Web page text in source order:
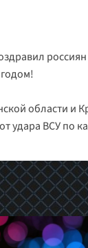
россиян
области и
удара ВСУ по